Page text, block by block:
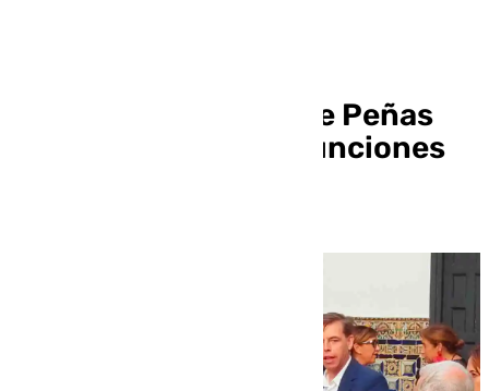
El Circuito Andaluz de Peñas
programa casi 200 funciones